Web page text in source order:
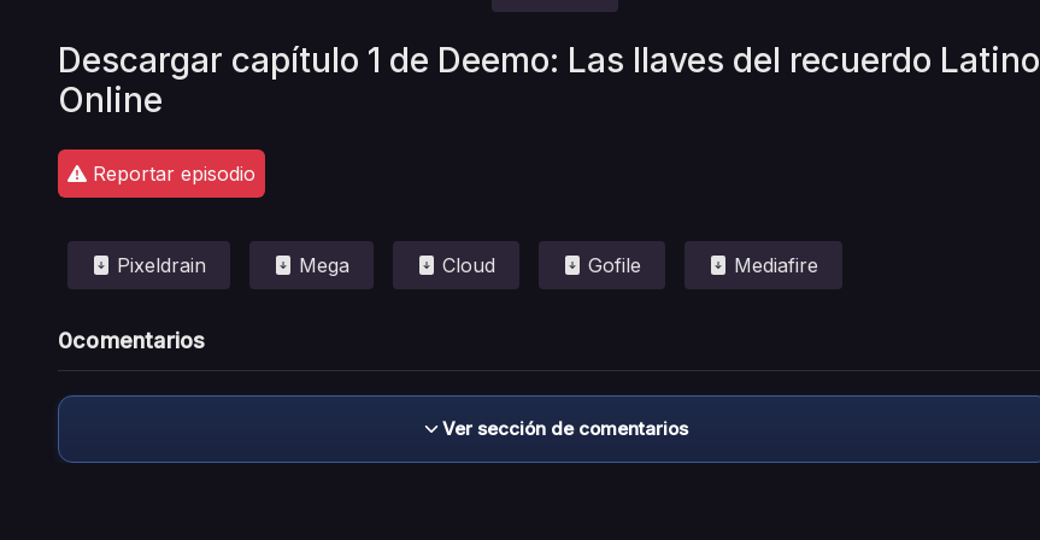
Descargar capítulo 1 de Deemo: Las llaves del recuerdo Latino
Online
Reportar episodio
Pixeldrain Mega Cloud Gofile Mediafire
0comentarios
Ver sección de comentarios